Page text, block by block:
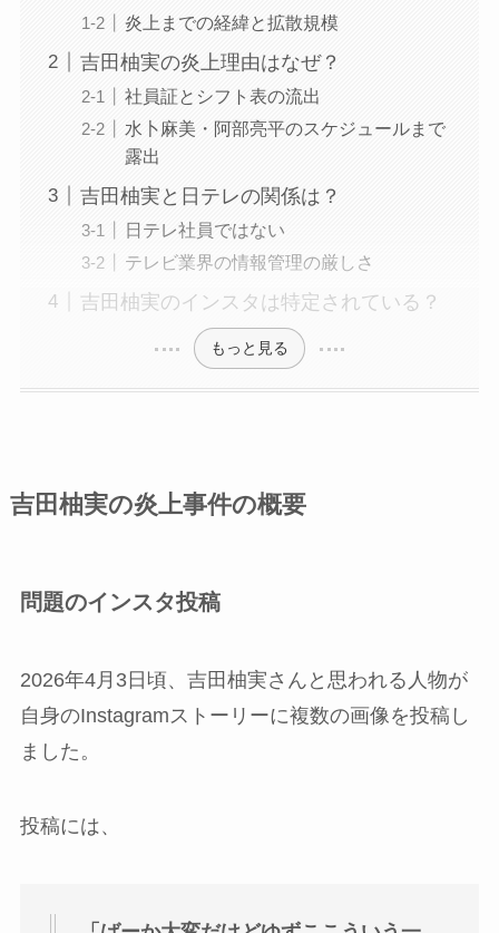
炎上までの経緯と拡散規模
吉田柚実の炎上理由はなぜ？
社員証とシフト表の流出
水卜麻美・阿部亮平のスケジュールまで
露出
吉田柚実と日テレの関係は？
日テレ社員ではない
テレビ業界の情報管理の厳しさ
吉田柚実のインスタは特定されている？
もっと見る
吉田柚実の炎上事件の概要
問題のインスタ投稿
2026年4月3日頃、吉田柚実さんと思われる人物が
自身のInstagramストーリーに複数の画像を投稿し
ました。
投稿には、